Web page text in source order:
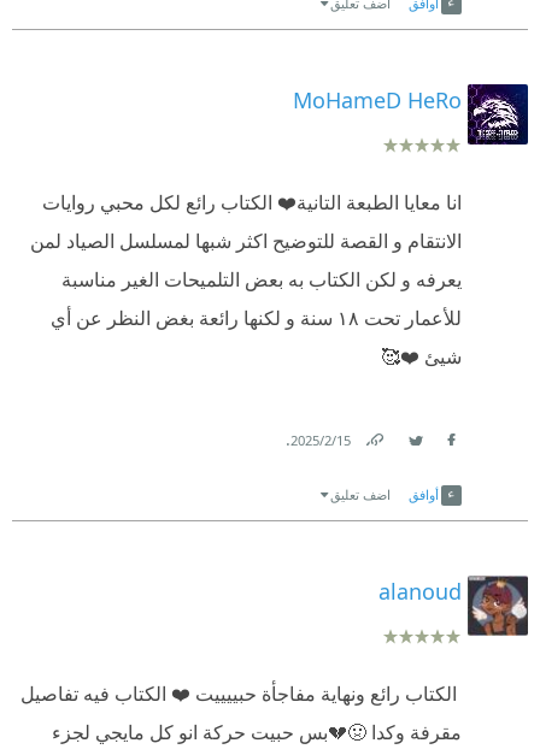
⁠‫(وظائف المخ وعلاقتها بالجسد)
⁠‫(جراحة الجمجمة والدماغ عند العرب)
#الجزار
❞(لطفي عبد البر محمد) ❝
❞ (علي حسن عثمان)، ألا تتذكرني يا سيادة الرائد؟» الثلاثاء
10 / 11 / 2009 (الساعة 12:35 صباحًا) ❝
والجسدى تماما. الكاتب ابدع تماما فى هذه الرواية وأصبح
MoHameD HeRo
انا معايا الطبعة التانية❤️ الكتاب رائع لكل محبي روايات
الانتقام و القصة للتوضيح اكثر شبها لمسلسل الصياد لمن
يعرفه و لكن الكتاب به بعض التلميحات الغير مناسبة
للأعمار تحت ١٨ سنة و لكنها رائعة بغض النظر عن أي
شيئ ❤️🥰
15‏/2‏/2025
.
أوافق اضف تعليق
alanoud
⁨ الكتاب رائع ونهاية مفاجأة حبييييت ❤️ الكتاب فيه تفاصيل
مقرفة وكدا 🤢💔بس حبيت حركة انو كل مايجي لجزء